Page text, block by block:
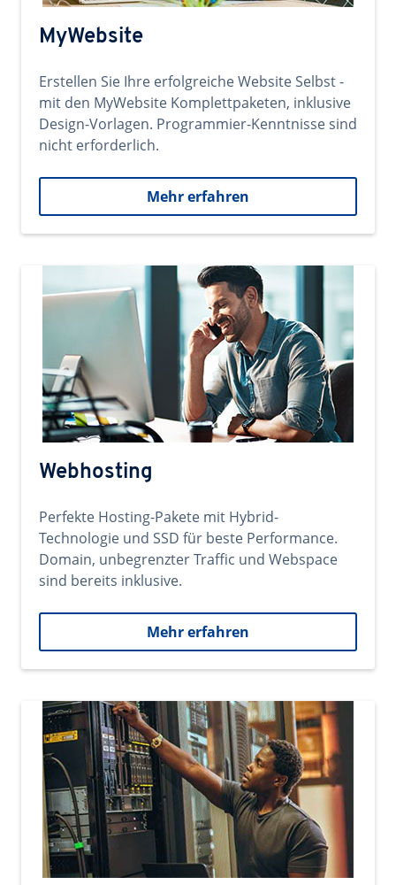
MyWebsite
Erstellen Sie Ihre erfolgreiche Website Selbst -
mit den MyWebsite Komplettpaketen, inklusive
Design-Vorlagen. Programmier-Kenntnisse sind
nicht erforderlich.
Mehr erfahren
Webhosting
Perfekte Hosting-Pakete mit Hybrid-
Technologie und SSD für beste Performance.
Domain, unbegrenzter Traffic und Webspace
sind bereits inklusive.
Mehr erfahren